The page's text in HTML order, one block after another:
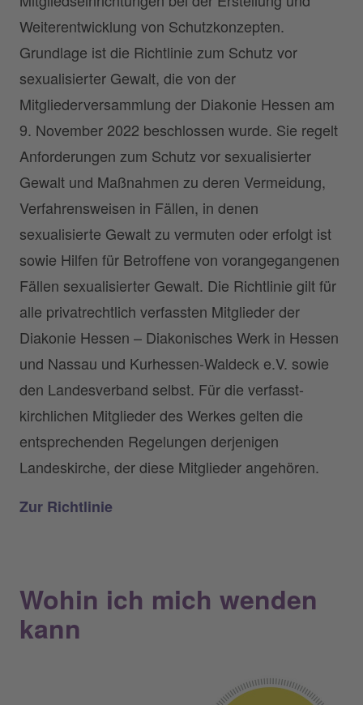
Weiterentwicklung von Schutzkonzepten.
Grundlage ist die Richtlinie zum Schutz vor
sexualisierter Gewalt, die von der
Mitgliederversammlung der Diakonie Hessen am
9. November 2022 beschlossen wurde. Sie regelt
Anforderungen zum Schutz vor sexualisierter
Gewalt und Maßnahmen zu deren Vermeidung,
Verfahrensweisen in Fällen, in denen
sexualisierte Gewalt zu vermuten oder erfolgt ist
sowie Hilfen für Betroffene von vorangegangenen
Fällen sexualisierter Gewalt. Die Richtlinie gilt für
alle privatrechtlich verfassten Mitglieder der
Diakonie Hessen – Diakonisches Werk in Hessen
und Nassau und Kurhessen-Waldeck e.V. sowie
den Landesverband selbst. Für die verfasst-
kirchlichen Mitglieder des Werkes gelten die
entsprechenden Regelungen derjenigen
Landeskirche, der diese Mitglieder angehören.
Zur Richtlinie
Wohin ich mich wenden
kann